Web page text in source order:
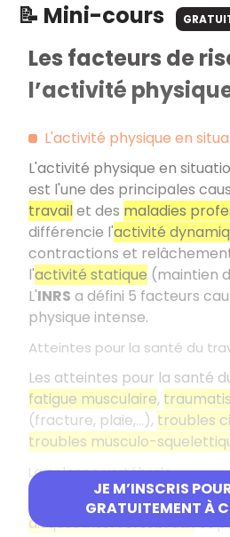
📝 Mini-cours
JE M’INSCRIS
GRATUITEMENT À
Les facteurs de
l’activité
L'activité physique en
L'activité physique en
est l'une des principales
travail et des maladies
différencie l'activité
contractions et
l'activité statique (maintien
L'INRS a défini 5 facteurs
physique intense.
Atteintes pour la santé du
Les atteintes pour la santé
fatigue musculaire,
(fracture, plaie,...), troubles
troubles musculo-
La colonne vertébrale
La colonne est constituée
disques intervertébrauxet